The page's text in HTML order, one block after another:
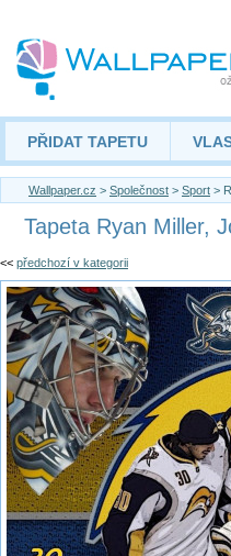
PŘIDAT TAPETU
Wallpaper.cz > Společnost > Sport >
Tapeta Ryan Miller,
<< předchozí v kategorii